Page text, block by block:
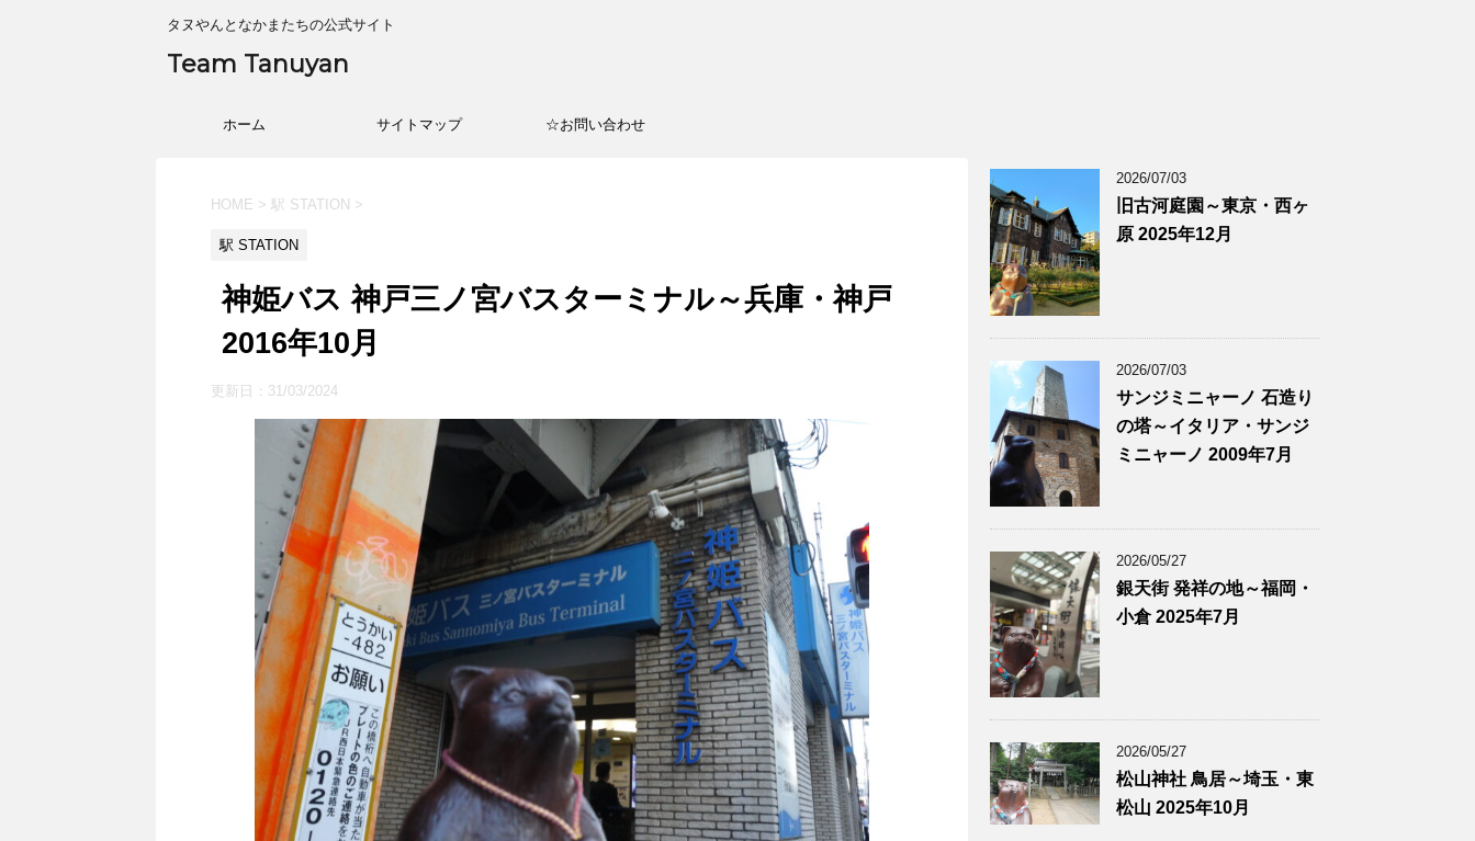
タヌやんとなかまたちの公式サイト
Team Tanuyan
ホーム サイトマップ ☆お問い合わせ
HOME > 駅 STATION >
駅 STATION
神姫バス 神戸三ノ宮バスターミナル～兵庫・神戸
2016年10月
更新日： 31/03/2024
2026/07/03
旧古河庭園～東京・西ヶ
原 2025年12月
2026/07/03
サンジミニャーノ 石造り
の塔～イタリア・サンジ
ミニャーノ 2009年7月
2026/05/27
銀天街 発祥の地～福岡・
小倉 2025年7月
2026/05/27
松山神社 鳥居～埼玉・東
松山 2025年10月